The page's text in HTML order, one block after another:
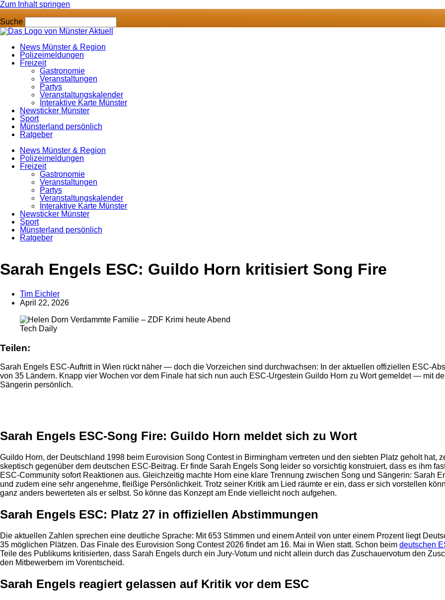
Zum Inhalt springen
Suche
News Münster & Region
Polizeimeldungen
Freizeit
Gastronomie
Veranstaltungen
Partys
Veranstaltungskalender
Interaktive Karte Münster
Newsticker Münster
Sport
Münsterland persönlich
Ratgeber
News Münster & Region
Polizeimeldungen
Freizeit
Gastronomie
Veranstaltungen
Partys
Veranstaltungskalender
Interaktive Karte Münster
Newsticker Münster
Sport
Münsterland persönlich
Ratgeber
Anzeige
Sarah Engels ESC: Guildo Horn kritisiert Song Fire
Tim Eichler
April 22, 2026
Tech Daily
Teilen:
Sarah Engels ESC-Auftritt in Wien rückt näher — doch die Vorzeichen sind durchwachsen: In der aktuellen offiziellen ESC-
von 35 Ländern. Knapp vier Wochen vor dem Finale hat sich nun auch ESC-Urgestein Guildo Horn zu Wort gemeldet — mit
Sängerin persönlich.
Sarah Engels ESC-Song Fire: Guildo Horn meldet sich zu Wort
Guildo Horn, der Deutschland 1998 beim Eurovision Song Contest in Birmingham vertreten und den siebten Platz geholt hat,
skeptisch gegenüber dem deutschen ESC-Beitrag. Er finde Sarah Engels Song leider so vorsichtig konstruiert, dass es ihm
ESC-Community sofort Reaktionen aus. Gleichzeitig machte Horn eine klare Trennung zwischen Song und Sängerin:
und zudem eine sehr angenehme, fleißige Persönlichkeit. Trotz seiner Kritik am Lied räumte er ein, dass er sich vorstellen
ganz anders bewerteten als er selbst. So könne das Konzept am Ende vielleicht noch aufgehen.
Sarah Engels ESC: Platz 27 in offiziellen Abstimmungen
Die aktuellen Zahlen sprechen eine deutliche Sprache: Mit 653 Stimmen und einem Anteil von unter einem Prozent liegt
35 möglichen Plätzen. Das Finale des Eurovision Song Contest 2026 findet am 16. Mai in Wien statt. Schon beim deutschen
Teile des Publikums kritisierten, dass Sarah Engels durch ein Jury-Votum und nicht allein durch das Zuschauervotum den
den Mitbewerbern im Vorentscheid.
Sarah Engels reagiert gelassen auf Kritik vor dem ESC